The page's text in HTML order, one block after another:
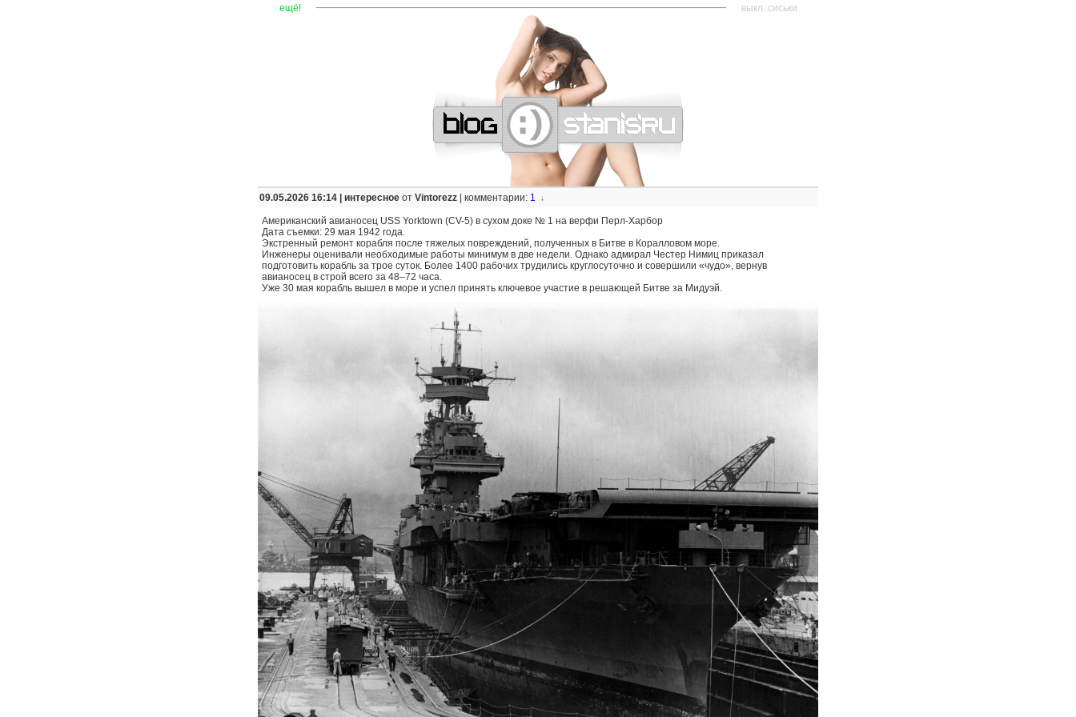
ещё! ———————————————————————————————— выкл. сиськи
09.05.2026 16:14 | интересное от Vintorezz комментарии: 1 ↓
Американский авианосец USS Yorktown (CV-5) в сухом доке № 1 на верфи Перл-Харбор
Дата съемки: 29 мая 1942 года.
Экстренный ремонт корабля после тяжелых повреждений, полученных в Битве в Коралловом море.
Инженеры оценивали необходимые работы минимум в две недели. Однако адмирал Честер Нимиц приказал
подготовить корабль за трое суток. Более 1400 рабочих трудились круглосуточно и совершили «чудо», вернув
авианосец в строй всего за 48–72 часа.
Уже 30 мая корабль вышел в море и успел принять ключевое участие в решающей Битве за Мидуэй.